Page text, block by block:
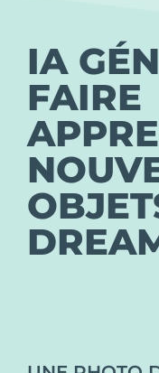
IA
FAIRE